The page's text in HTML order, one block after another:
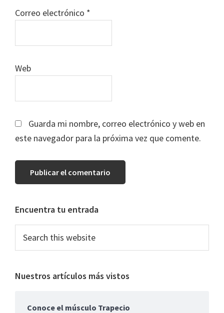
Correo electrónico *
Web
Guarda mi nombre, correo electrónico y web en
este navegador para la próxima vez que comente.
Primary
Sidebar
Encuentra tu entrada
this
website
Nuestros artículos más vistos
Conoce el músculo Trapecio